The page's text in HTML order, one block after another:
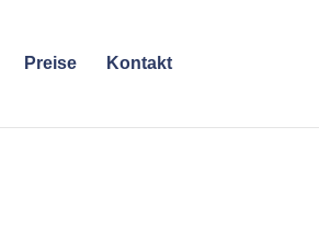
Preise Kontakt